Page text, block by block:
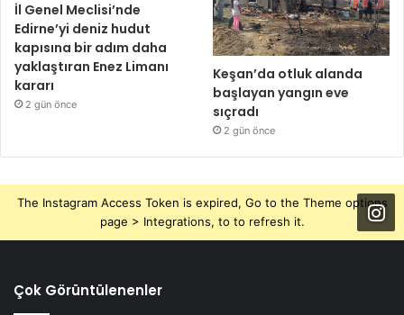
İl Genel Meclisi’nde
Edirne’yi deniz hudut
kapısına bir adım daha
yaklaştıran Enez Limanı
kararı
2 gün önce
Keşan’da otluk alanda
başlayan yangın eve
sıçradı
2 gün önce
The Instagram Access Token is expired, Go to the Theme options
page > Integrations, to to refresh it.
Çok Görüntülenenler